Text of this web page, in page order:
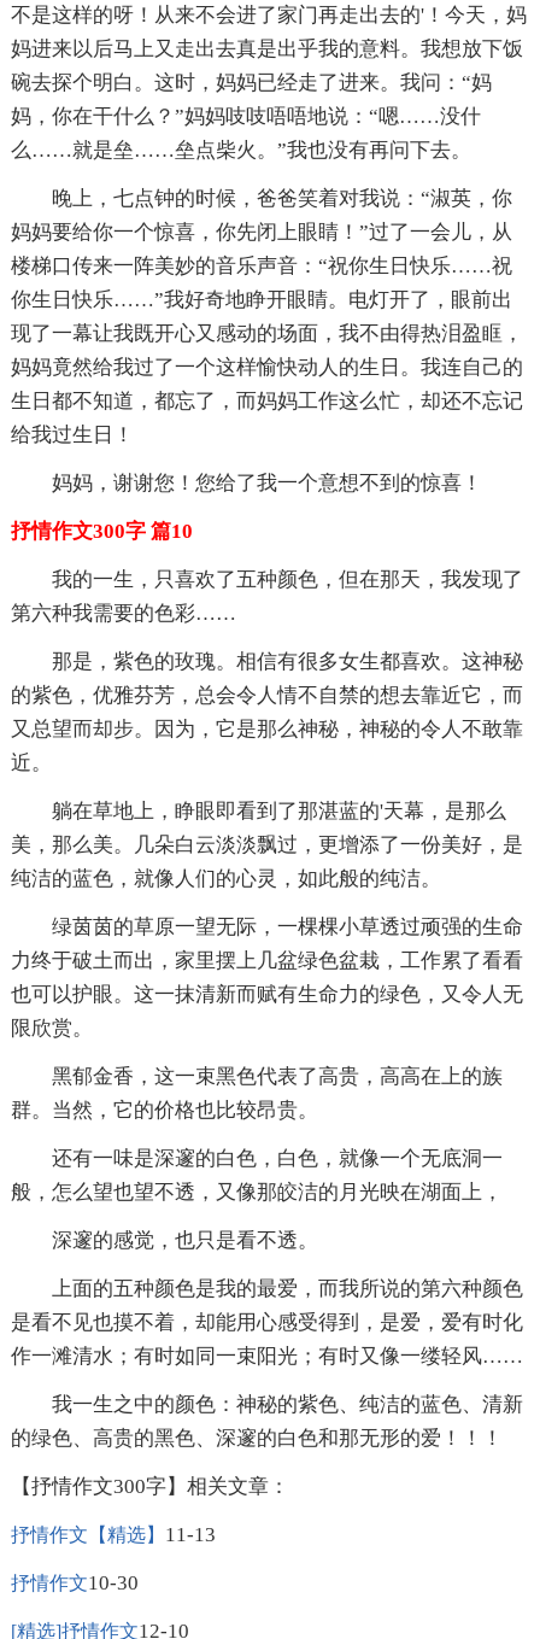
不是这样的呀！从来不会进了家门再走出去的'！今天，妈
妈进来以后马上又走出去真是出乎我的意料。我想放下饭
碗去探个明白。这时，妈妈已经走了进来。我问：“妈
妈，你在干什么？”妈妈吱吱唔唔地说：“嗯……没什
么……就是垒……垒点柴火。”我也没有再问下去。
晚上，七点钟的时候，爸爸笑着对我说：“淑英，你
妈妈要给你一个惊喜，你先闭上眼睛！”过了一会儿，从
楼梯口传来一阵美妙的音乐声音：“祝你生日快乐……祝
你生日快乐……”我好奇地睁开眼睛。电灯开了，眼前出
现了一幕让我既开心又感动的场面，我不由得热泪盈眶，
妈妈竟然给我过了一个这样愉快动人的生日。我连自己的
生日都不知道，都忘了，而妈妈工作这么忙，却还不忘记
给我过生日！
妈妈，谢谢您！您给了我一个意想不到的惊喜！
抒情作文300字 篇10
我的一生，只喜欢了五种颜色，但在那天，我发现了
第六种我需要的色彩……
那是，紫色的玫瑰。相信有很多女生都喜欢。这神秘
的紫色，优雅芬芳，总会令人情不自禁的想去靠近它，而
又总望而却步。因为，它是那么神秘，神秘的令人不敢靠
近。
躺在草地上，睁眼即看到了那湛蓝的'天幕，是那么
美，那么美。几朵白云淡淡飘过，更增添了一份美好，是
纯洁的蓝色，就像人们的心灵，如此般的纯洁。
绿茵茵的草原一望无际，一棵棵小草透过顽强的生命
力终于破土而出，家里摆上几盆绿色盆栽，工作累了看看
也可以护眼。这一抹清新而赋有生命力的绿色，又令人无
限欣赏。
黑郁金香，这一束黑色代表了高贵，高高在上的族
群。当然，它的价格也比较昂贵。
还有一味是深邃的白色，白色，就像一个无底洞一
般，怎么望也望不透，又像那皎洁的月光映在湖面上，
深邃的感觉，也只是看不透。
上面的五种颜色是我的最爱，而我所说的第六种颜色
是看不见也摸不着，却能用心感受得到，是爱，爱有时化
作一滩清水；有时如同一束阳光；有时又像一缕轻风……
我一生之中的颜色：神秘的紫色、纯洁的蓝色、清新
的绿色、高贵的黑色、深邃的白色和那无形的爱！！！
【抒情作文300字】相关文章：
抒情作文【精选】 11-13
抒情作文10-30
[精选]抒情作文12-10